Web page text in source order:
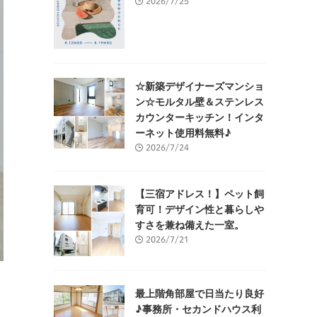
☆新築デザイナーズマンショ
ン☆モルタル壁＆ステンレス
カウンターキッチン！インタ
ーネット使用料無料♪
2026/7/24
【三宿アドレス！】ペット飼
育可！デザイン性と暮らしや
すさを兼ね備えた一室。
2026/7/21
最上階角部屋で日当たり良好
♪事務所・セカンドハウス利